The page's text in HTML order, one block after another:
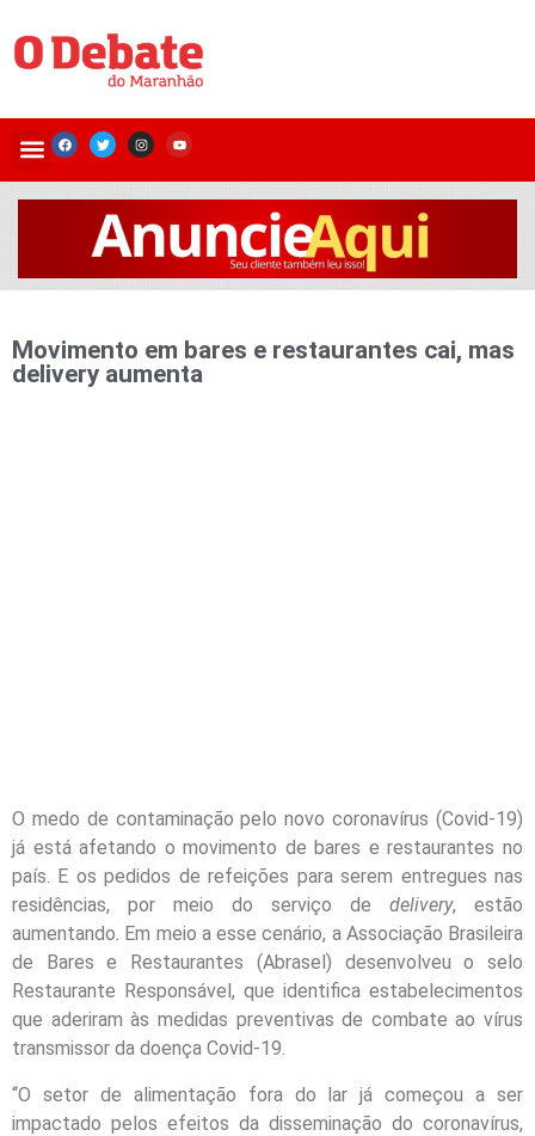
Movimento em bares e restaurantes cai, mas
delivery aumenta
O medo de contaminação pelo novo coronavírus (Covid-19)
já está afetando o movimento de bares e restaurantes no
país. E os pedidos de refeições para serem entregues nas
residências, por meio do serviço de delivery, estão
aumentando. Em meio a esse cenário, a Associação Brasileira
de Bares e Restaurantes (Abrasel) desenvolveu o selo
Restaurante Responsável, que identifica estabelecimentos
que aderiram às medidas preventivas de combate ao vírus
transmissor da doença Covid-19.
“O setor de alimentação fora do lar já começou a ser
impactado pelos efeitos da disseminação do coronavírus,